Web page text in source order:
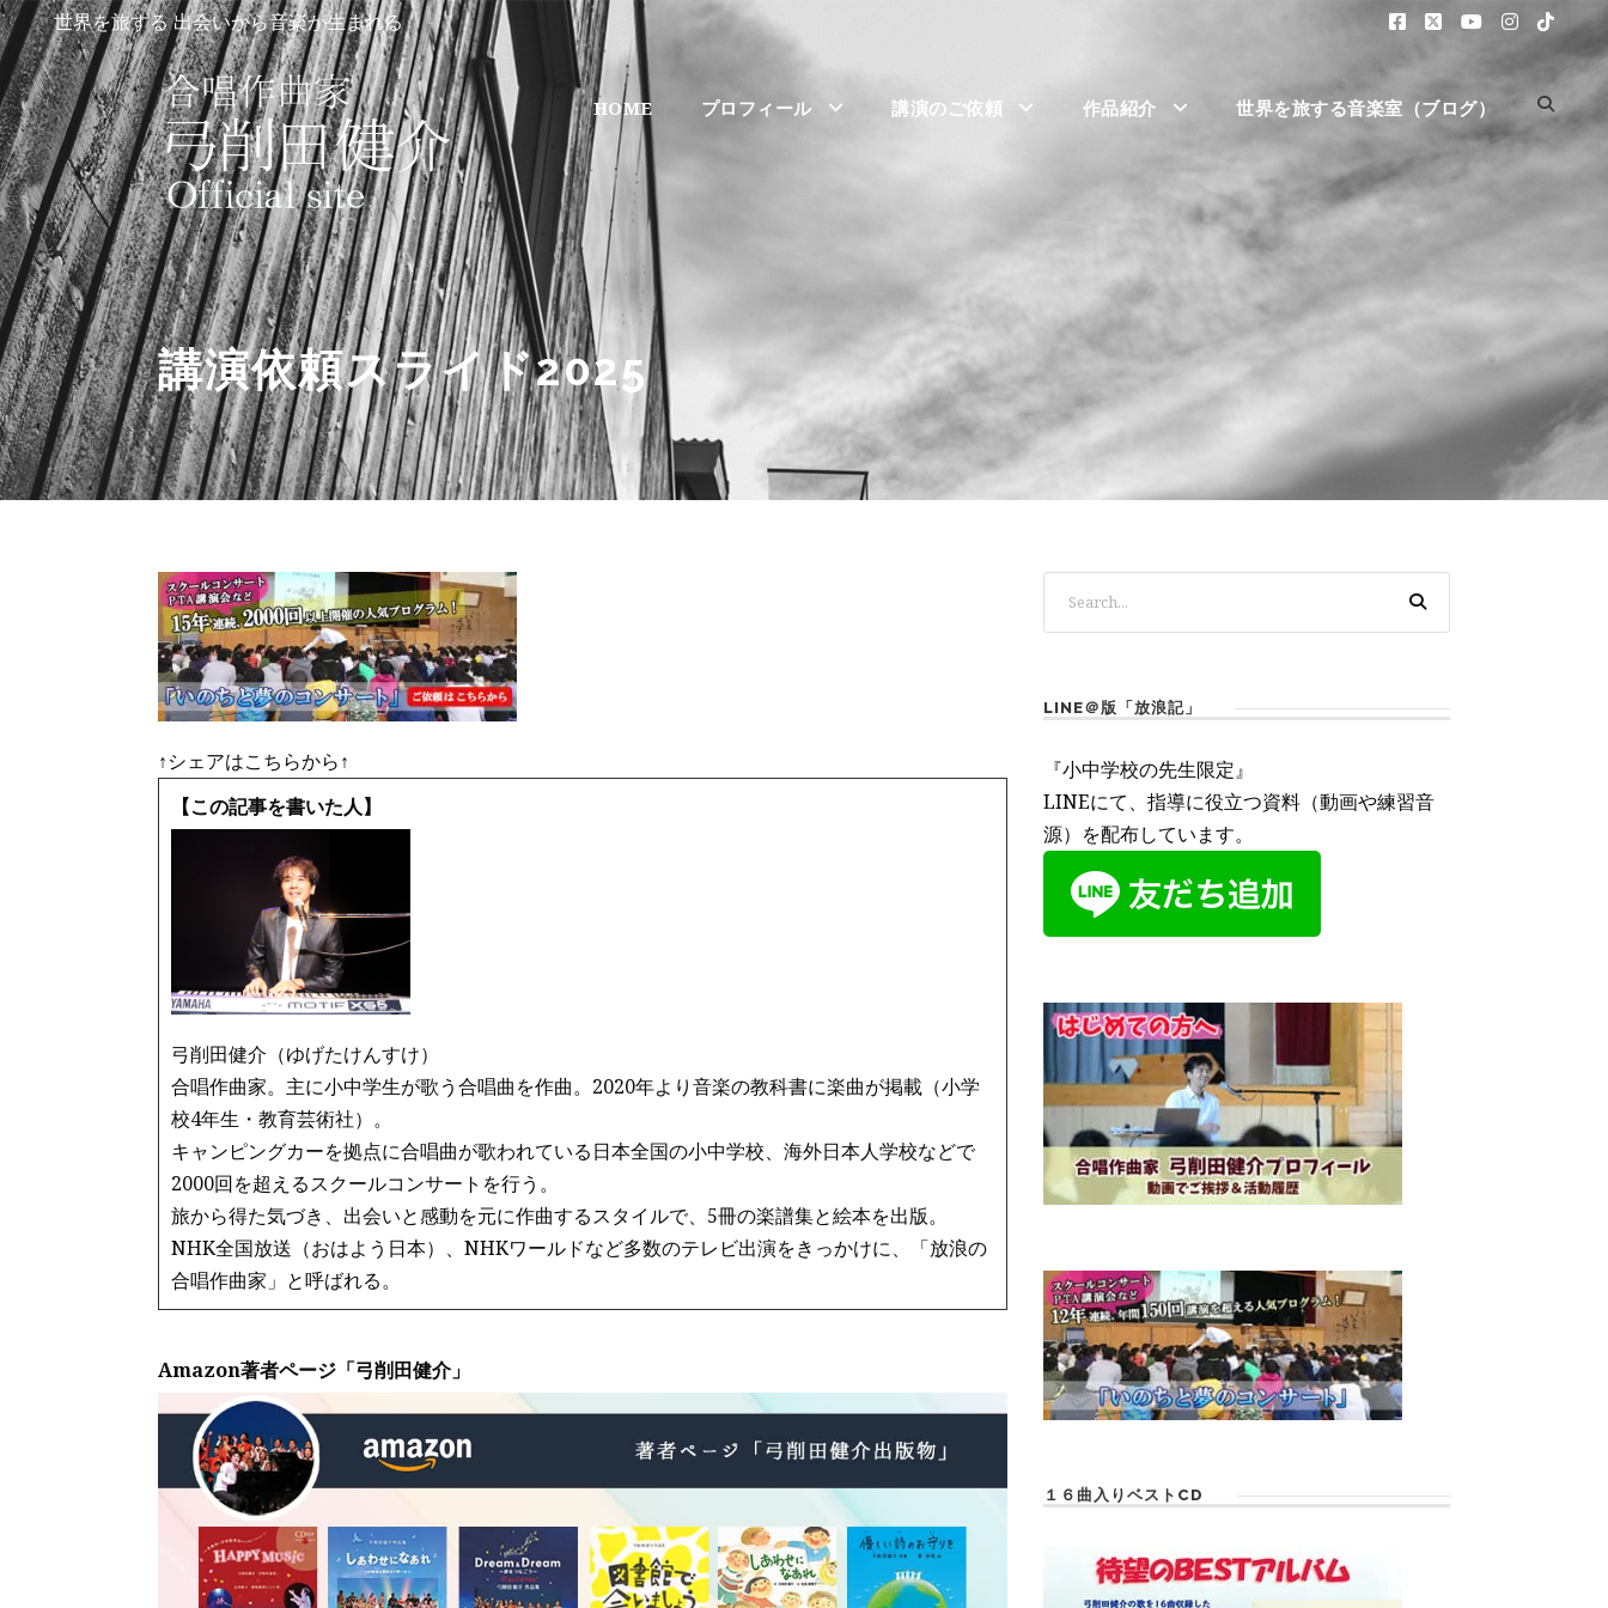
世界を旅する 出会いから音楽が生まれる
HOME プロフィール 講演のご依頼 作品紹介 世界を旅する音楽室（ブログ）
講演依頼スライド2025
↑シェアはこちらから↑
【この記事を書いた人】
弓削田健介（ゆげたけんすけ）
合唱作曲家。主に小中学生が歌う合唱曲を作曲。2020年より音楽の教科書に楽曲が掲載（小学
校4年生・教育芸術社）。
キャンピングカーを拠点に合唱曲が歌われている日本全国の小中学校、海外日本人学校などで
2000回を超えるスクールコンサートを行う。
旅から得た気づき、出会いと感動を元に作曲するスタイルで、5冊の楽譜集と絵本を出版。
NHK全国放送（おはよう日本）、NHKワールドなど多数のテレビ出演をきっかけに、「放浪の
合唱作曲家」と呼ばれる。
Amazon著者ページ「弓削田健介」
LINE＠版「放浪記」
『小中学校の先生限定』
LINEにて、指導に役立つ資料（動画や練習音
源）を配布しています。
１６曲入りベストCD